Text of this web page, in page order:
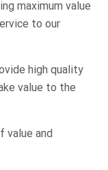
maximum value
to our
high quality
value to the
value and